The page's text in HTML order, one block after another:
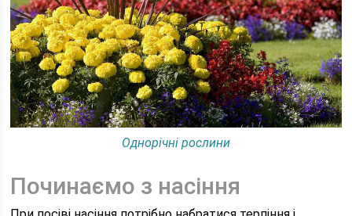
Однорічні рослини
Починаємо з насіння